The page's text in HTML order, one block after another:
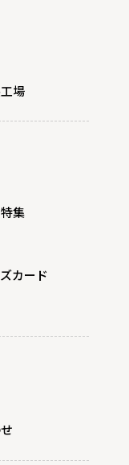
場
集
カード